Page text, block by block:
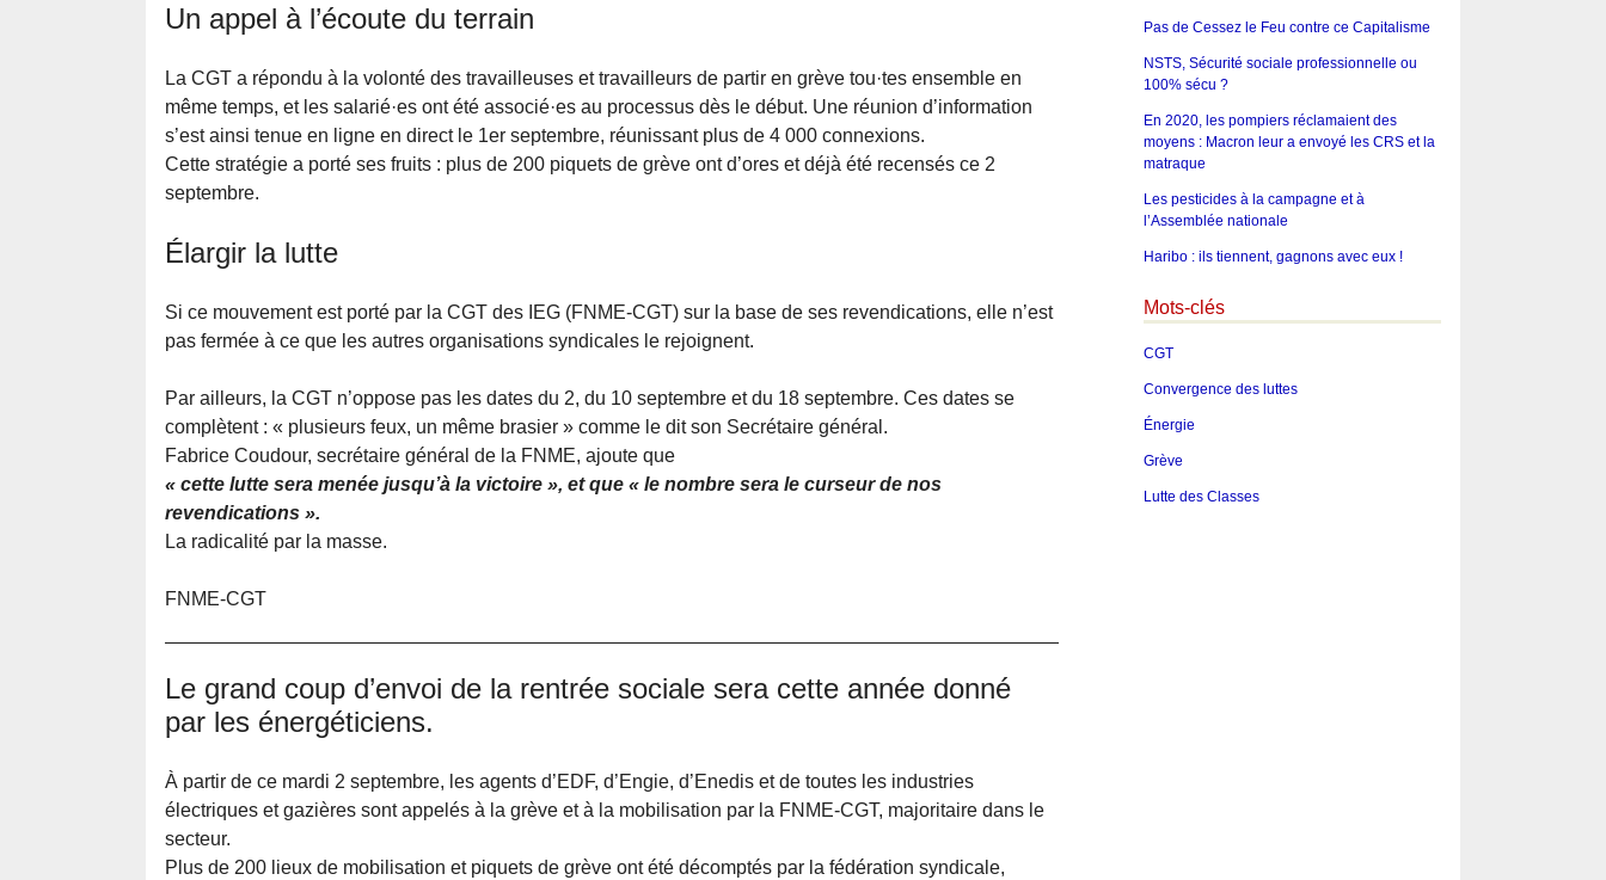
Un appel à l’écoute du terrain
La CGT a répondu à la volonté des travailleuses et travailleurs de partir en grève tou·tes ensemble en
même temps, et les salarié·es ont été associé·es au processus dès le début. Une réunion d’information
s’est ainsi tenue en ligne en direct le 1er septembre, réunissant plus de 4 000 connexions.
Cette stratégie a porté ses fruits : plus de 200 piquets de grève ont d’ores et déjà été recensés ce 2
septembre.
Élargir la lutte
Si ce mouvement est porté par la CGT des IEG (FNME-CGT) sur la base de ses revendications, elle n’est
pas fermée à ce que les autres organisations syndicales le rejoignent.
Par ailleurs, la CGT n’oppose pas les dates du 2, du 10 septembre et du 18 septembre. Ces dates se
complètent : « plusieurs feux, un même brasier » comme le dit son Secrétaire général.
Fabrice Coudour, secrétaire général de la FNME, ajoute que
« cette lutte sera menée jusqu’à la victoire », et que « le nombre sera le curseur de nos
revendications ».
La radicalité par la masse.
FNME-CGT
Le grand coup d’envoi de la rentrée sociale sera cette année donné
par les énergéticiens.
À partir de ce mardi 2 septembre, les agents d’EDF, d’Engie, d’Enedis et de toutes les industries
électriques et gazières sont appelés à la grève et à la mobilisation par la FNME-CGT, majoritaire dans le
secteur.
Plus de 200 lieux de mobilisation et piquets de grève ont été décomptés par la fédération syndicale,
Pas de Cessez le Feu contre ce Capitalisme
NSTS, Sécurité sociale professionnelle ou
100% sécu ?
En 2020, les pompiers réclamaient des
moyens : Macron leur a envoyé les CRS et la
matraque
Les pesticides à la campagne et à
l’Assemblée nationale
Haribo : ils tiennent, gagnons avec eux !
Mots-clés
CGT
Convergence des luttes
Énergie
Grève
Lutte des Classes